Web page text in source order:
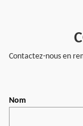
Contactez-nous en
Nom